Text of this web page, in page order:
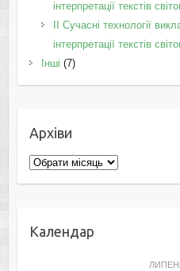
інтерпретації текстів
II Cучасні технології
інтерпретації текстів
Інші (7)
Архіви
Архіви
Календар